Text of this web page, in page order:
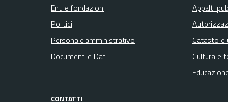
Enti e fondazioni
Politici
Personale amministrativo
Documenti e Dati
Appalti
Catasto e
Cultura e
CONTATTI